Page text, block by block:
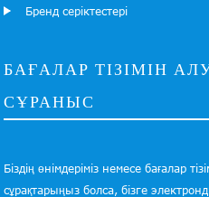
Бренд серіктестері
БАҒАЛАР ТІЗІМІН
СҰРАНЫС
Біздің өнімдеріміз немесе бағалар
сұрақтарыңыз болса, бізге